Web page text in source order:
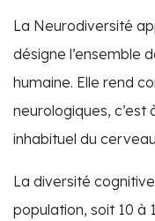
La Neurodiversité
désigne l’ensemble
humaine. Elle rend
neurologiques, c’est
inhabituel du
La diversité
population, soit 10 à